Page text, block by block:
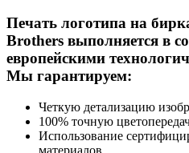
Печать логотипа на
Brothers выполняется в
европейскими
Мы гарантируем:
Четкую детализацию
100% точную
Использование
материалов